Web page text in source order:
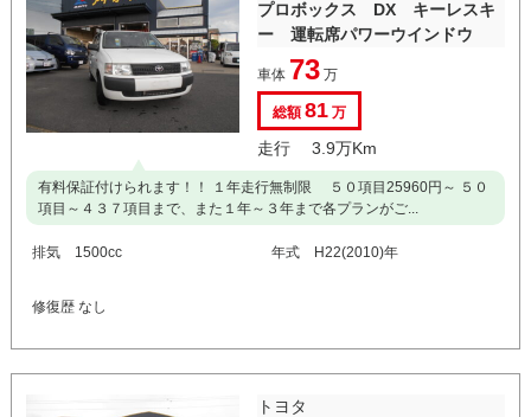
プロボックス DX キーレスキ
ー 運転席パワーウインドウ
車体 73万
総額81万
走行 3.9万Km
有料保証付けられます！！ １年走行無制限 ５０項目25960円～ ５０
項目～４３７項目まで、また１年～３年まで各プランがご...
排気 1500cc 年式 H22(2010)年
修復歴 なし
トヨタ